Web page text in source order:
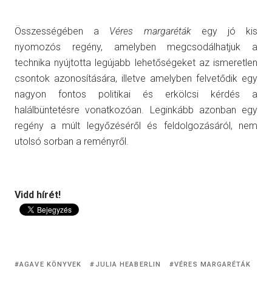
Összességében a Véres margarétákegy jó kis
nyomozós regény, amelyben megcsodálhatjuk a
technika nyújtotta legújabb lehetőségeket az ismeretlen
csontok azonosítására, illetve amelyben felvetődik egy
nagyon fontos politikai és erkölcsi kérdés a
halálbüntetésre vonatkozóan. Leginkább azonban egy
regény a múlt legyőzéséről és feldolgozásáról, nem
utolsó sorban a reményről.
Vidd hírét!
AGAVE KÖNYVEK JULIA HEABERLIN VÉRES MARGARÉTÁK